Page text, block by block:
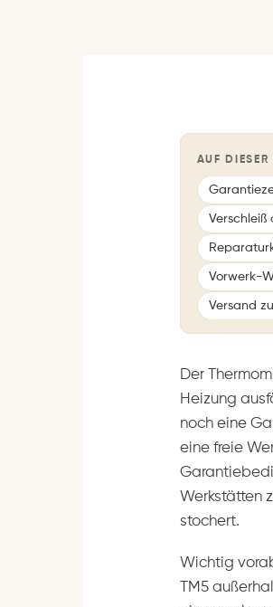
AUF DIESER
Verschleiß
Vorwerk-
Versand
Der
Heizung
noch eine
eine freie
Werkstätten
stochert.
Wichtig
TM5